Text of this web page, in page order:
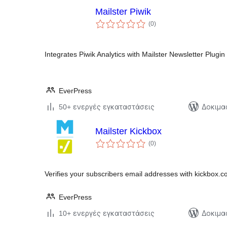
Mailster Piwik
(0αξιολογήσεις
σύνολο
)
Integrates Piwik Analytics with Mailster Newsletter
EverPress
50+ ενεργές εγκαταστάσεις
Mailster Kickbox
(0αξιολογήσεις
σύνολο
)
Verifies your subscribers email addresses with
EverPress
10+ ενεργές εγκαταστάσεις